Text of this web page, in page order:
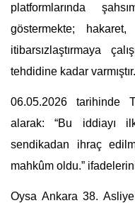
platformlarında
göstermekte;
itibarsızlaştırmaya
tehdidine kadar varmıştır.
06.05.2026 tarihinde
alarak: “Bu iddiayı
sendikadan ihraç
mahkûm oldu.”
Oysa Ankara 38.